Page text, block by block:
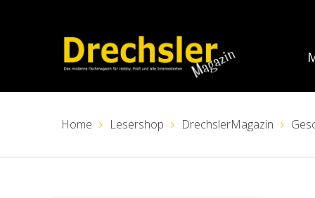
Home Lesershop DrechslerMagazin